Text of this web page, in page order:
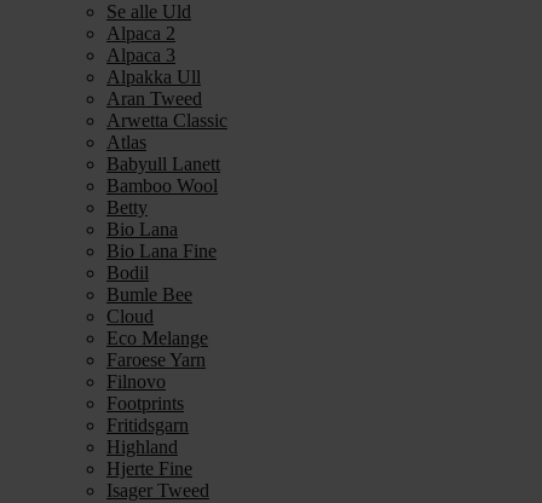
Se alle Uld
Alpaca 2
Alpaca 3
Alpakka Ull
Aran Tweed
Arwetta Classic
Atlas
Babyull Lanett
Bamboo Wool
Betty
Bio Lana
Bio Lana Fine
Bodil
Bumle Bee
Cloud
Eco Melange
Faroese Yarn
Filnovo
Footprints
Fritidsgarn
Highland
Hjerte Fine
Isager Tweed